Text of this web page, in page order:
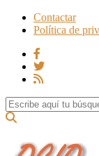
Contactar
Política de
Search for: